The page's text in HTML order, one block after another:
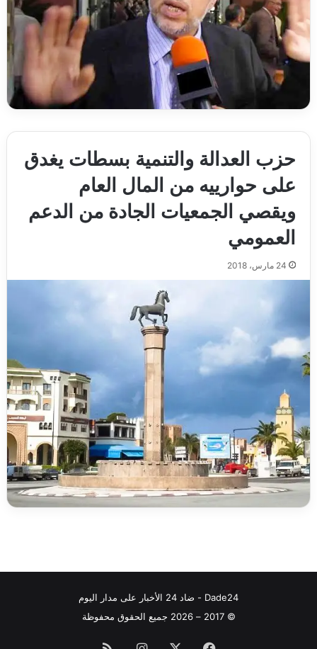
حزب العدالة والتنمية بسطات يغدق
على حوارييه من المال العام
ويقصي الجمعيات الجادة من الدعم
العمومي
24 مارس، 2018
Dade24 - ضاد 24 الأخبار على مدار اليوم
© 2017 – 2026 جميع الحقوق محفوظة